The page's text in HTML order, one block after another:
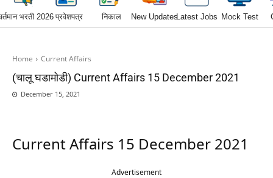
भरती 2026प्रवेशपत्र निकाल New UpdatesLatest Jobs Mock Test
Home Current Affairs
(चालू घडामोडी) Current Affairs 15 December 2021
December 15, 2021
Current Affairs 15 December 2021
Advertisement